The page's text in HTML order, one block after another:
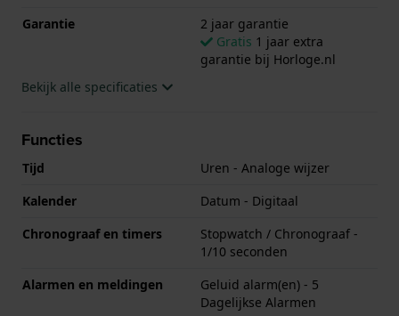
Garantie
2 jaar garantie
Gratis 1 jaar extra
garantie bij Horloge.nl
Bekijk alle specificaties
Functies
Tijd
Uren - Analoge wijzer
Kalender
Datum - Digitaal
Chronograaf en timers
Stopwatch / Chronograaf -
1/10 seconden
Alarmen en meldingen
Geluid alarm(en) - 5
Dagelijkse Alarmen